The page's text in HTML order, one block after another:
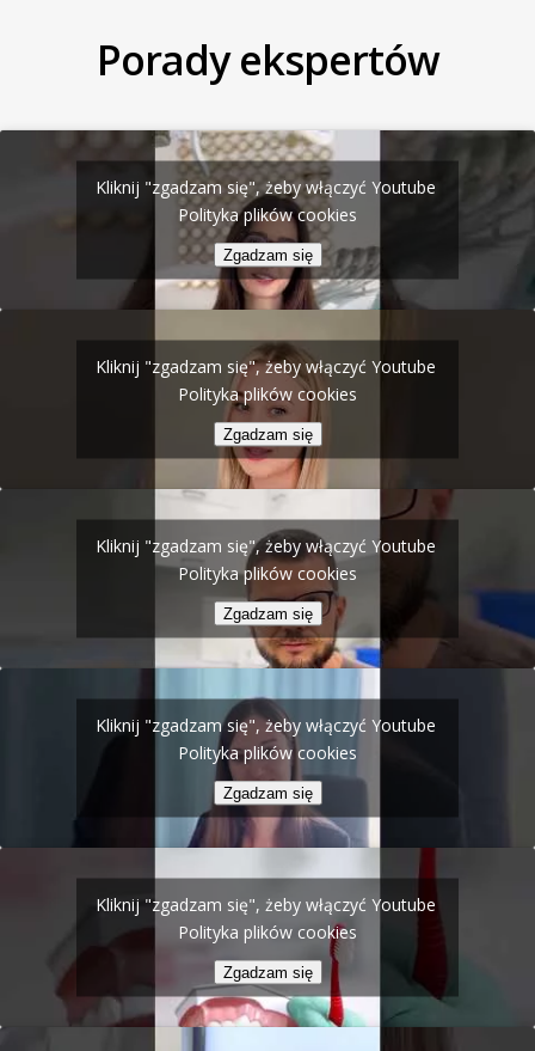
Porady ekspertów
Kliknij "zgadzam się", żeby włączyć Youtube
Polityka plików cookies
Zgadzam się
Kliknij "zgadzam się", żeby włączyć Youtube
Polityka plików cookies
Zgadzam się
Kliknij "zgadzam się", żeby włączyć Youtube
Polityka plików cookies
Zgadzam się
Kliknij "zgadzam się", żeby włączyć Youtube
Polityka plików cookies
Zgadzam się
Kliknij "zgadzam się", żeby włączyć Youtube
Polityka plików cookies
Zgadzam się